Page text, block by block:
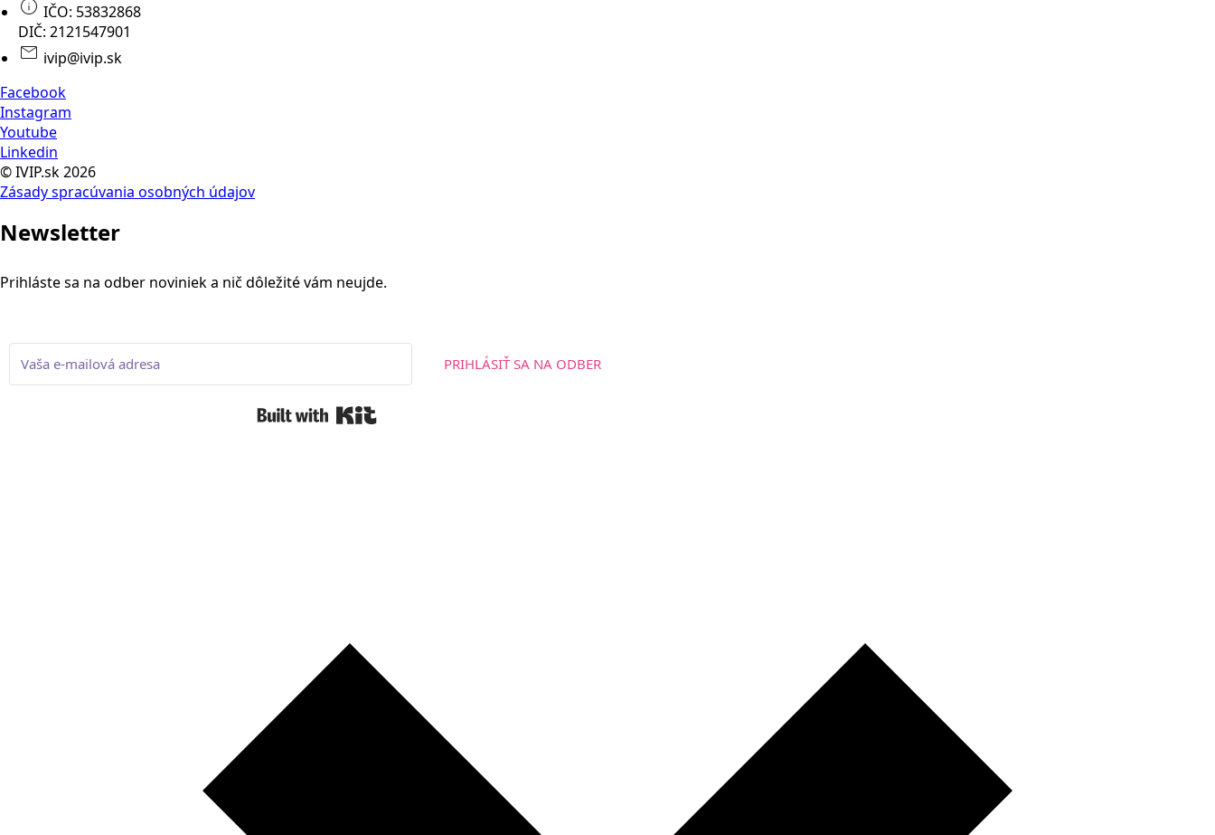
IČO: 53832868
DIČ: 2121547901
ivip@ivip.sk
Facebook
Instagram
Youtube
Linkedin
© IVIP.sk 2026
Zásady spracúvania osobných údajov
Newsletter
Prihláste sa na odber noviniek a nič dôležité vám neujde.
PRIHLÁSIŤ SA NA ODBER